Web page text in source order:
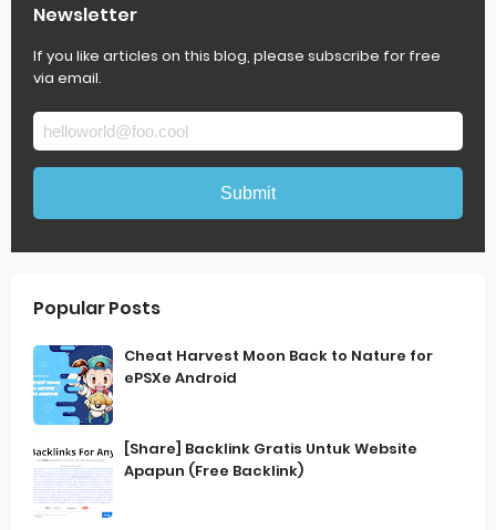
Newsletter
If you like articles on this blog, please subscribe for free
via email.
Popular Posts
Cheat Harvest Moon Back to Nature for
ePSXe Android
[Share] Backlink Gratis Untuk Website
Apapun (Free Backlink)